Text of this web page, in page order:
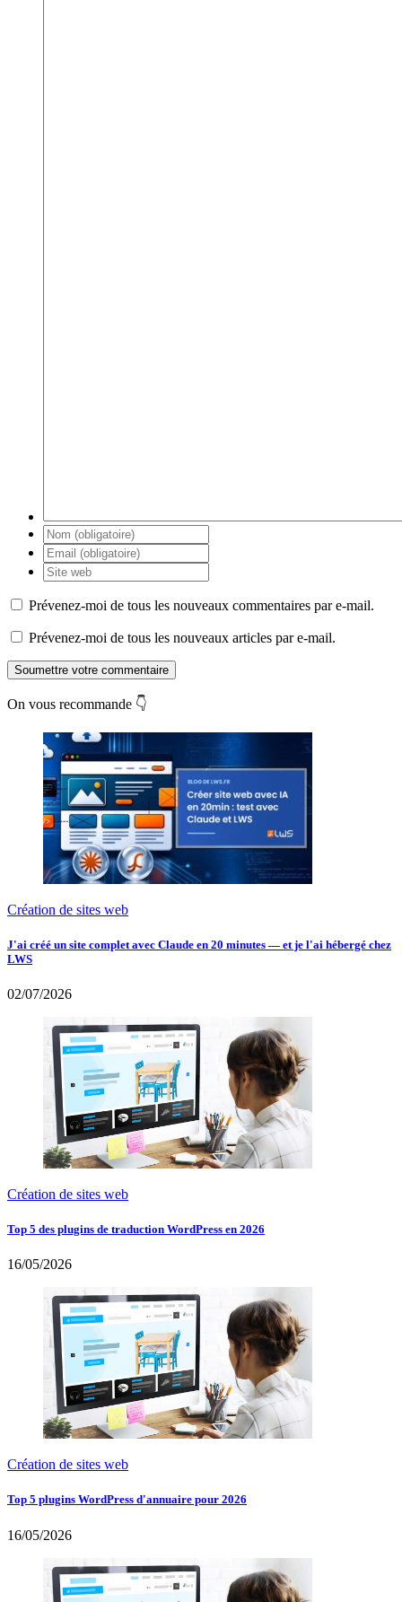
Prévenez-moi de tous les nouveaux commentaires par e-mail.
Prévenez-moi de tous les nouveaux articles par e-mail.
Soumettre votre commentaire
On vous recommande 👇
Création de sites web
J'ai créé un site complet avec Claude en 20 minutes — et je l'ai hébergé chez
LWS
02/07/2026
Création de sites web
Top 5 des plugins de traduction WordPress en 2026
16/05/2026
Création de sites web
Top 5 plugins WordPress d'annuaire pour 2026
16/05/2026